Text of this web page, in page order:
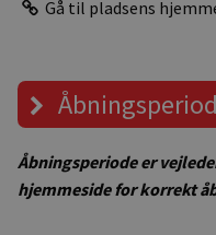
Gå til pladsens
Åbningsperiode er
hjemmeside for korrekt